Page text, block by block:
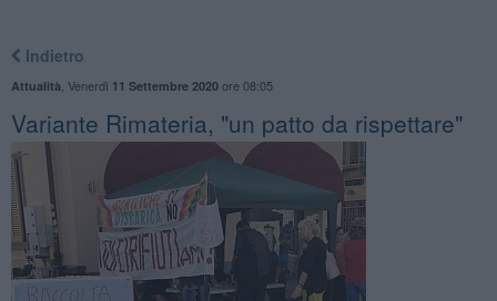
Indietro
Attualità Venerdì 11 Settembre 2020ore 08:05
Variante Rimateria, "un patto da rispettare"